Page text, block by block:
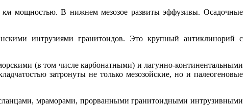
км мощностью. В нижнем мезозое развиты эффузивы. Осадочные
интрузиями гранитоидов. Это крупный антиклинорий с
(в том числе карбонатными) и лагунно-континентальными
затронуты не только мезозойские, но и палеогеновые
мраморами, прорванными гранитоидными интрузивными